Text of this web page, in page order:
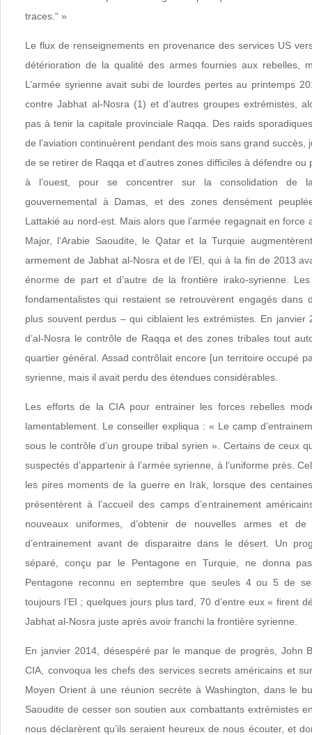
traces.“ »
Le flux de renseignements en provenance des services US
détérioration de la qualité des armes fournies aux rebelles,
L’armée syrienne avait subi de lourdes pertes au printemps
contre Jabhat al-Nosra (1) et d’autres groupes extrémistes,
pas à tenir la capitale provinciale Raqqa. Des raids
de l’aviation continuèrent pendant des mois sans grand succès,
de se retirer de Raqqa et d’autres zones difficiles à défendre ou
à l’ouest, pour se concentrer sur la consolidation de
gouvernemental à Damas, et des zones densément
Lattakié au nord-est. Mais alors que l’armée regagnait en force
Major, l’Arabie Saoudite, le Qatar et la Turquie
armement de Jabhat al-Nosra et de l’EI, qui à la fin de 2013
énorme de part et d’autre de la frontière irako-syrienne.
fondamentalistes qui restaient se retrouvèrent engagés dans
plus souvent perdus – qui ciblaient les extrémistes. En janvier
d’al-Nosra le contrôle de Raqqa et des zones tribales tout
quartier général. Assad contrôlait encore [un territoire occupé
syrienne, mais il avait perdu des étendues considérables.
Les efforts de la CIA pour entrainer les forces rebelles
lamentablement. Le conseiller expliqua : « Le camp
sous le contrôle d’un groupe tribal syrien ». Certains de ceux
suspectés d’appartenir à l’armée syrienne, à l’uniforme près.
les pires moments de la guerre en Irak, lorsque des
présentèrent à l’accueil des camps d’entrainement
nouveaux uniformes, d’obtenir de nouvelles armes et
d’entrainement avant de disparaitre dans le désert. Un
séparé, conçu par le Pentagone en Turquie, ne donna
Pentagone reconnu en septembre que seules 4 ou 5 de
toujours l’EI ; quelques jours plus tard, 70 d’entre eux « firent
Jabhat al-Nosra juste après avoir franchi la frontière syrienne.
En janvier 2014, désespéré par le manque de progrès, John
CIA, convoqua les chefs des services secrets américains et
Moyen Orient à une réunion secrète à Washington, dans le
Saoudite de cesser son soutien aux combattants extrémistes
nous déclarèrent qu’ils seraient heureux de nous écouter, et